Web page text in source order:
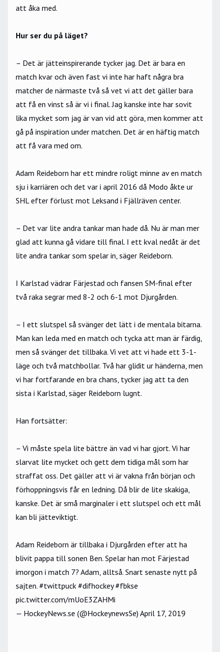
att åka med.
Hur ser du på läget?
– Det är jätteinspirerande tycker jag. Det är bara en
match kvar och även fast vi inte har haft några bra
matcher de närmaste två så vet vi att det gäller bara
att få en vinst så är vi i final. Jag kanske inte har sovit
lika mycket som jag är van vid att göra, men kommer att
gå på inspiration under matchen. Det är en häftig match
att få vara med om.
Adam Reideborn har ett mindre roligt minne av en match
sju i karriären och det var i april 2016 då Modo åkte ur
SHL efter förlust mot Leksand i Fjällräven center.
– Det var lite andra tankar man hade då. Nu är man mer
glad att kunna gå vidare till final. I ett kval nedåt är det
lite andra tankar som spelar in, säger Reideborn.
I Karlstad vädrar Färjestad och fansen SM-final efter
två raka segrar med 8-2 och 6-1 mot Djurgården.
– I ett slutspel så svänger det lätt i de mentala bitarna.
Man kan leda med en match och tycka att man är färdig,
men så svänger det tillbaka. Vi vet att vi hade ett 3-1-
läge och två matchbollar. Två har glidit ur händerna, men
vi har fortfarande en bra chans, tycker jag att ta den
sista i Karlstad, säger Reideborn lugnt.
Han fortsätter:
– Vi måste spela lite bättre än vad vi har gjort. Vi har
slarvat lite mycket och gett dem tidiga mål som har
straffat oss. Det gäller att vi är vakna från början och
förhoppningsvis får en ledning. Då blir de lite skakiga,
kanske. Det är små marginaler i ett slutspel och ett mål
kan bli jätteviktigt.
Adam Reideborn är tillbaka i Djurgården efter att ha
blivit pappa till sonen Ben. Spelar han mot Färjestad
imorgon i match 7? Adam, alltså. Snart senaste nytt på
sajten. #twittpuck #difhockey #fbkse
pic.twitter.com/mUoE3ZAHMi
— HockeyNews.se (@HockeynewsSe) April 17, 2019